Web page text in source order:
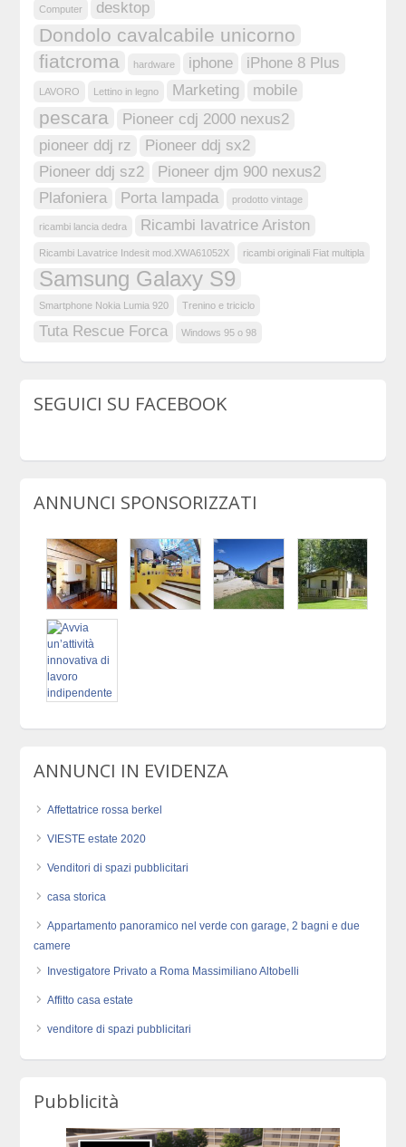
Computer desktop
Dondolo cavalcabile unicorno
fiatcroma
hardware iphone iPhone 8 Plus
LAVORO Lettino in legno Marketing mobile
pescara
Pioneer cdj 2000 nexus2
pioneer ddj rz
Pioneer ddj sx2
Pioneer ddj sz2
Pioneer djm 900 nexus2
Plafoniera
Porta lampada prodotto vintage
ricambi lancia dedra Ricambi lavatrice Ariston
Ricambi Lavatrice Indesit mod.XWA61052X ricambi originali Fiat multipla
Samsung Galaxy S9
Smartphone Nokia Lumia 920 Trenino e triciclo
Tuta Rescue Forca Windows 95 o 98
SEGUICI SU FACEBOOK
ANNUNCI SPONSORIZZATI
ANNUNCI IN EVIDENZA
Affettatrice rossa berkel
VIESTE estate 2020
Venditori di spazi pubblicitari
casa storica
Appartamento panoramico nel verde con garage, 2 bagni e due
camere
Investigatore Privato a Roma Massimiliano Altobelli
Affitto casa estate
venditore di spazi pubblicitari
Pubblicità